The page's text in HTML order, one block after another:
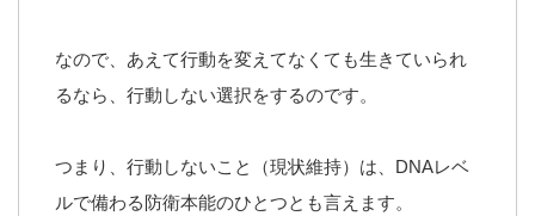
なので、あえて行動を変えてなくても生きていられ
るなら、行動しない選択をするのです。
つまり、行動しないこと（現状維持）は、DNAレベ
ルで備わる防衛本能のひとつとも言えます。